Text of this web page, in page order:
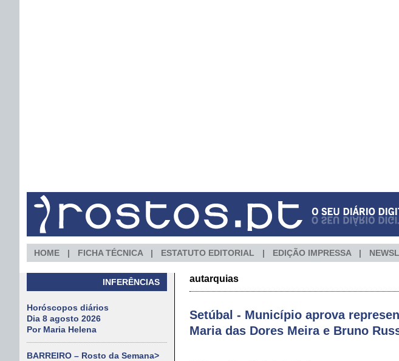
HOME FICHA TÉCNICA ESTATUTO EDITORIAL EDIÇÃO IMPRESSA
INFERÊNCIAS
Horóscopos diários
Dia 8 agosto 2026
Por Maria Helena
BARREIRO – Rosto da Semana>
autarquias
Setúbal - Município aprova
Maria das Dores Meira e Bruno